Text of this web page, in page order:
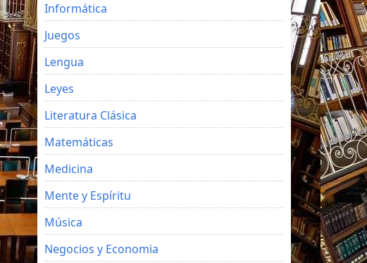
Informática
Juegos
Lengua
Leyes
Literatura Clásica
Matemáticas
Medicina
Mente y Espíritu
Música
Negocios y Economia